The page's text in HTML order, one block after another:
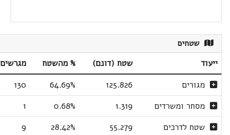
שטחים
ייעוד שטח (דונם) % מהשטח מגרשים
מגורים
125.826
64.69%
130
מסחר ומשרדים
1.319
0.68%
1
שטח לדרכים
55.279
28.42%
9